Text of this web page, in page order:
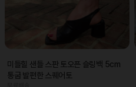
미들힐 샌들 스판 토오픈 슬링백 5cm
통굽 발편한 스퀘어토